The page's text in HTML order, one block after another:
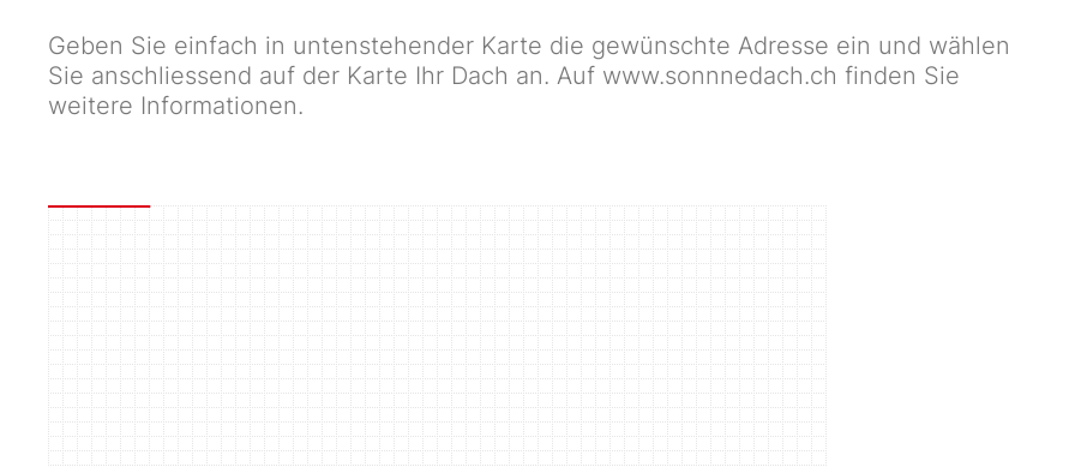
Geben Sie einfach in untenstehender Karte die gewünschte Adresse ein und wählen
Sie anschliessend auf der Karte Ihr Dach an. Auf www.sonnnedach.ch finden Sie
weitere Informationen.